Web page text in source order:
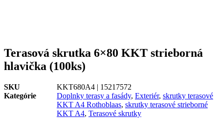
Terasová skrutka 6×80 KKT strieborná
hlavička (100ks)
SKU
KKT680A4 | 15217572
Kategórie
Doplnky terasy a fasády, Exteriér, skrutky terasové
KKT A4 Rothoblaas, skrutky terasové strieborné
KKT A4, Terasové skrutky